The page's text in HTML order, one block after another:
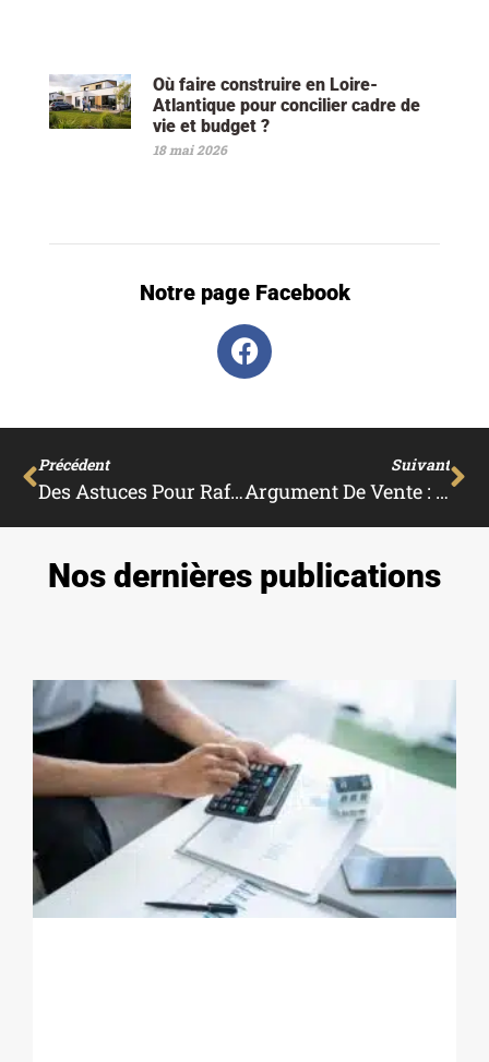
Où faire construire en Loire-
Atlantique pour concilier cadre de
vie et budget ?
18 mai 2026
Notre page Facebook
Précédent
Des Astuces Pour Rafraichir Les Pièces De Votre Habitat !
Suivant
Argument De Vente : Optimisez Vos Chances Avec Un Jardin Réussi !
Nos dernières publications